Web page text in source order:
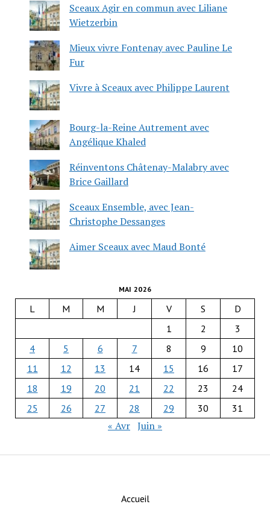
Sceaux Agir en commun avec Liliane
Wietzerbin
Mieux vivre Fontenay avec Pauline Le
Fur
Vivre à Sceaux avec Philippe Laurent
Bourg-la-Reine Autrement avec
Angélique Khaled
Réinventons Châtenay-Malabry avec
Brice Gaillard
Sceaux Ensemble, avec Jean-
Christophe Dessanges
Aimer Sceaux avec Maud Bonté
MAI 2026
L M M J V S
D
1
2
3
4
5 6 7 8 9
10
11
12 13 14 15 16
17
18
19 20 21 22 23
24
25
26 27 28 29 30 31
« Avr Juin »
Accueil